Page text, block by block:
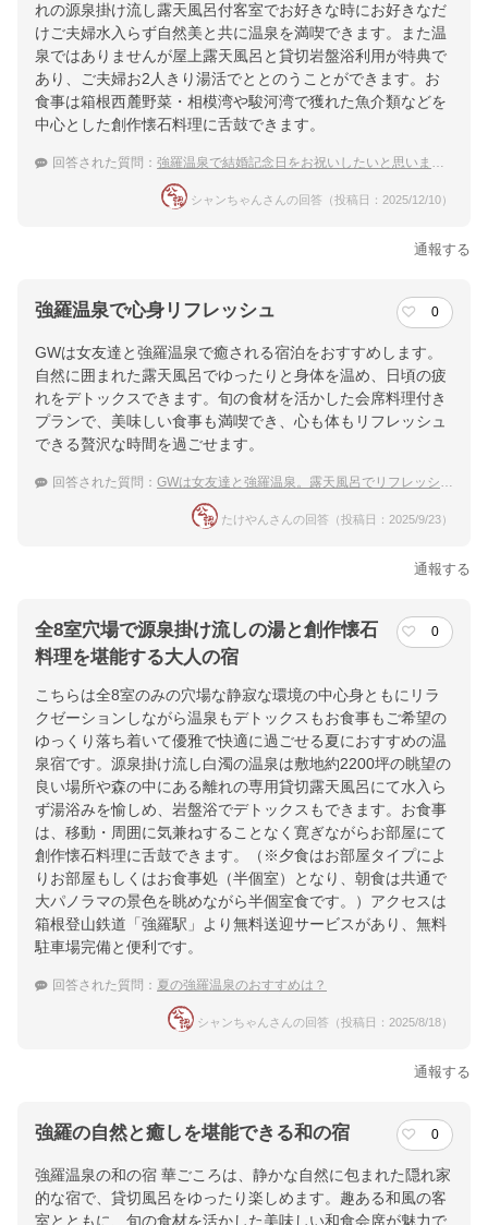
れの源泉掛け流し露天風呂付客室でお好きな時にお好きなだ
けご夫婦水入らず自然美と共に温泉を満喫できます。また温
泉ではありませんが屋上露天風呂と貸切岩盤浴利用が特典で
あり、ご夫婦お2人きり湯活でととのうことができます。お
食事は箱根西麓野菜・相模湾や駿河湾で獲れた魚介類などを
中心とした創作懐石料理に舌鼓できます。
回答された質問： 強羅温泉で結婚記念日をお祝いしたいと思います。記念日プラン等がある温泉宿を教えて下さい。
シャンちゃんさんの回答（投稿日：2025/12/10）
通報する
強羅温泉で心身リフレッシュ 0
GWは女友達と強羅温泉で癒される宿泊をおすすめします。
自然に囲まれた露天風呂でゆったりと身体を温め、日頃の疲
れをデトックスできます。旬の食材を活かした会席料理付き
プランで、美味しい食事も満喫でき、心も体もリフレッシュ
できる贅沢な時間を過ごせます。
回答された質問： GWは女友達と強羅温泉。露天風呂でリフレッシュとデトックスしたい！
たけやんさんの回答（投稿日：2025/9/23）
通報する
全8室穴場で源泉掛け流しの湯と創作懐石
料理を堪能する大人の宿
0
こちらは全8室のみの穴場な静寂な環境の中心身ともにリラ
クゼーションしながら温泉もデトックスもお食事もご希望の
ゆっくり落ち着いて優雅で快適に過ごせる夏におすすめの温
泉宿です。源泉掛け流し白濁の温泉は敷地約2200坪の眺望の
良い場所や森の中にある離れの専用貸切露天風呂にて水入ら
ず湯浴みを愉しめ、岩盤浴でデトックスもできます。お食事
は、移動・周囲に気兼ねすることなく寛ぎながらお部屋にて
創作懐石料理に舌鼓できます。（※夕食はお部屋タイプによ
りお部屋もしくはお食事処（半個室）となり、朝食は共通で
大パノラマの景色を眺めながら半個室食です。）アクセスは
箱根登山鉄道「強羅駅」より無料送迎サービスがあり、無料
駐車場完備と便利です。
回答された質問： 夏の強羅温泉のおすすめは？
シャンちゃんさんの回答（投稿日：2025/8/18）
通報する
強羅の自然と癒しを堪能できる和の宿 0
強羅温泉の和の宿 華ごころは、静かな自然に包まれた隠れ家
的な宿で、貸切風呂をゆったり楽しめます。趣ある和風の客
室とともに、旬の食材を活かした美味しい和食会席が魅力で